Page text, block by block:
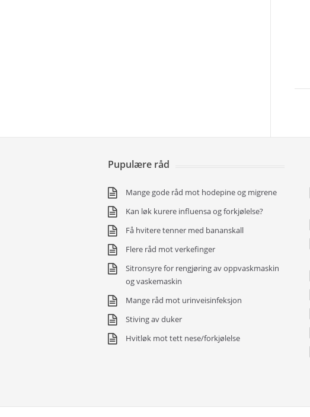
Pupulære råd
Mange gode råd mot hodepine og migrene
Kan løk kurere influensa og forkjølelse?
Få hvitere tenner med bananskall
Flere råd mot verkefinger
Sitronsyre for rengjøring av oppvaskmaskin
og vaskemaskin
Mange råd mot urinveisinfeksjon
Stiving av duker
Hvitløk mot tett nese/forkjølelse